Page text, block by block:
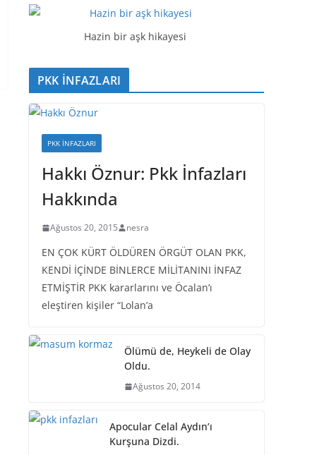
t
ı
Hazin bir aşk hikayesi
PKK İNFAZLARI
PKK İNFAZLARI
Hakkı Öznur: Pkk İnfazları
Hakkında
Ağustos 20, 2015 nesra
EN ÇOK KÜRT ÖLDÜREN ÖRGÜT OLAN PKK,
KENDİ İÇİNDE BİNLERCE MİLİTANINI İNFAZ
ETMİŞTİR PKK kararlarını ve Öcalan’ı
eleştiren kişiler “Lolan’a
Ölümü de, Heykeli de Olay
Oldu.
Ağustos 20, 2014
Apocular Celal Aydın’ı
Kurşuna Dizdi.